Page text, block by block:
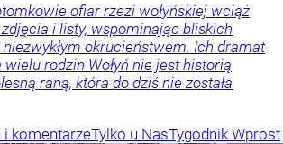
ofiar rzezi wołyńskiej wciąż
i listy, wspominając bliskich
okrucieństwem. Ich dramat
rodzin Wołyń nie jest historią
raną, która do dziś nie została
i komentarzeTylko u NasTygodnik Wprost